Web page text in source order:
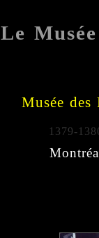
Le
Musée
1379-